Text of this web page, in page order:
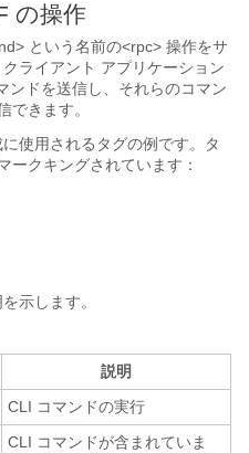
の操作
という名前の<rpc> 操作をサ
ライアント アプリケーション
ンドを送信し、それらのコマン
できます。
使用されるタグの例です。タ
ークキングされています：
示します。
説明
CLI コマンドの実行
CLI コマンドが含まれていま